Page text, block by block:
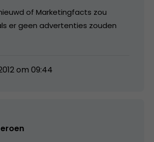
of Marketingfacts zou
er geen advertenties zouden
om 09:44